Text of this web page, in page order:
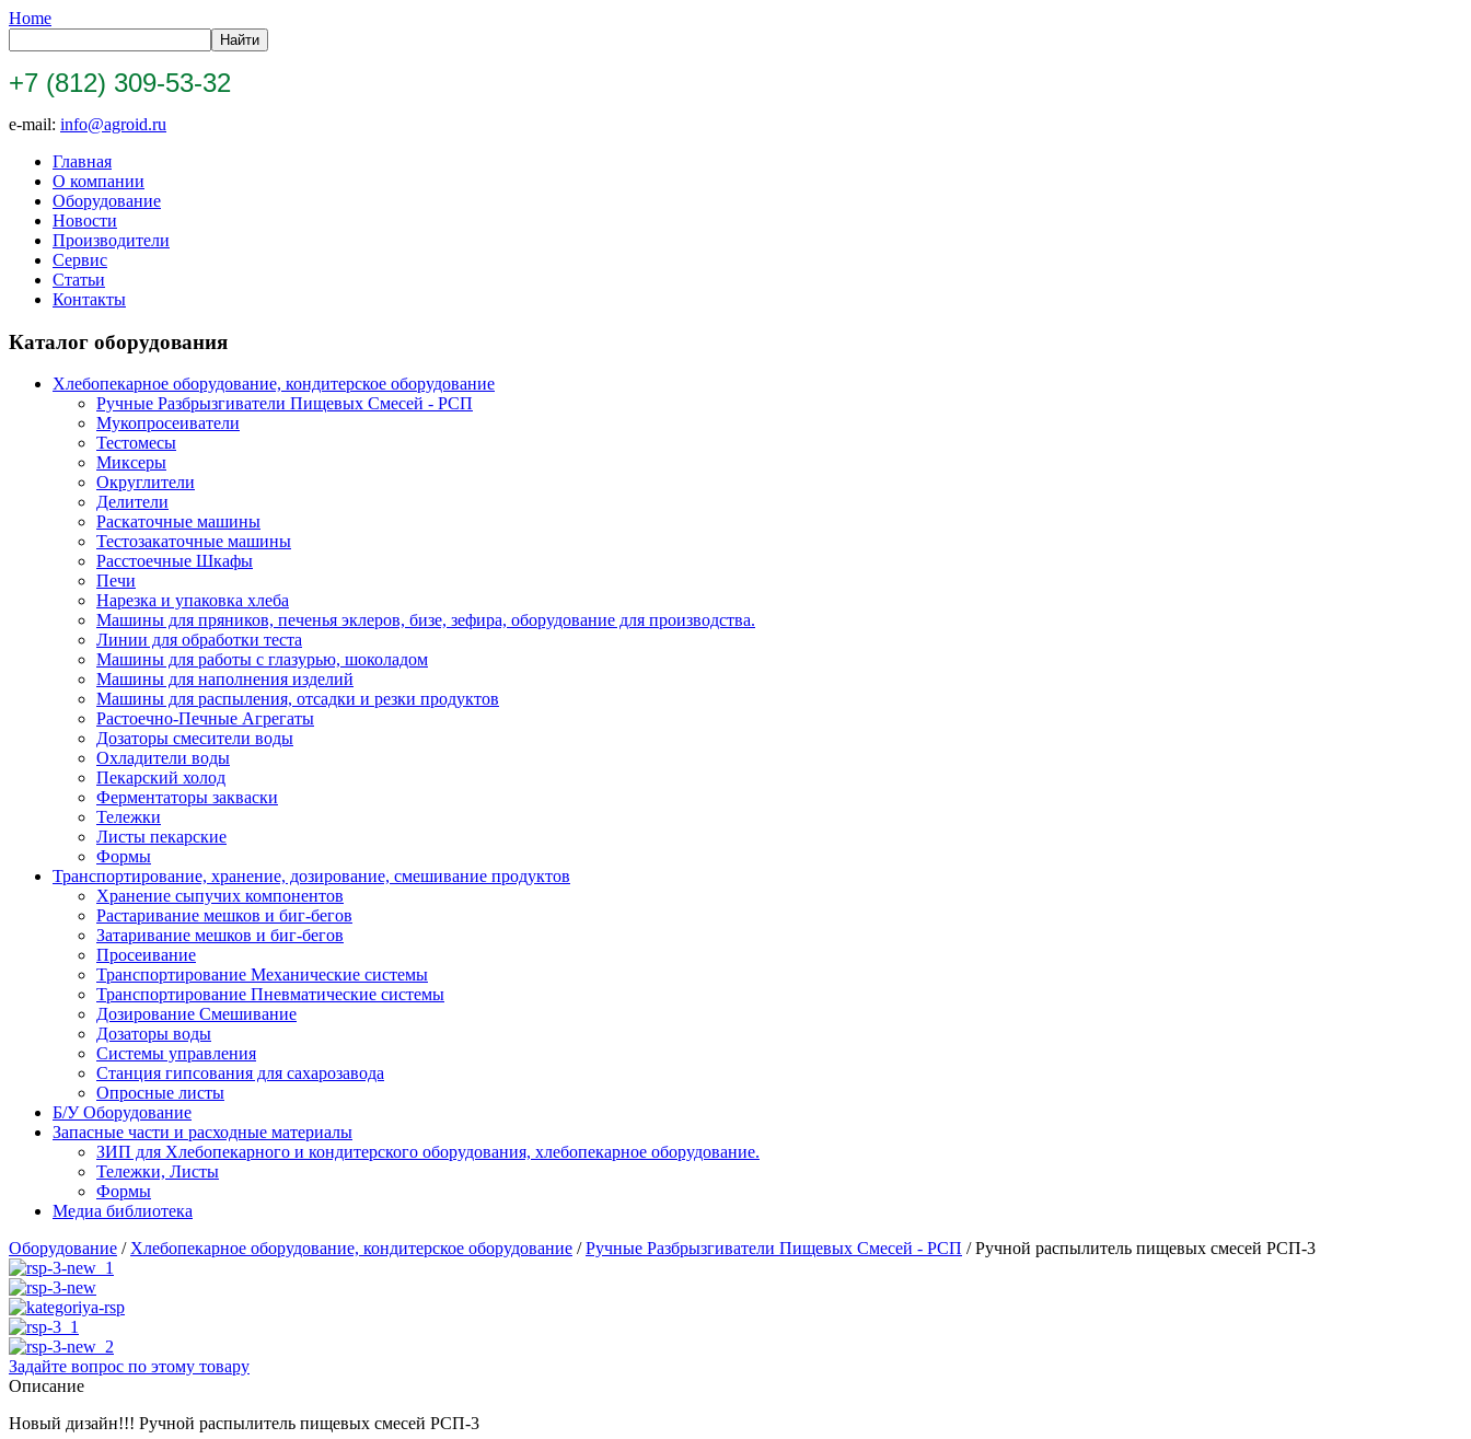
Home
+7 (812) 309-53-32
e-mail: info@agroid.ru
Главная
О компании
Оборудование
Новости
Производители
Сервис
Статьи
Контакты
Каталог оборудования
Хлебопекарное оборудование, кондитерское оборудование
Ручные Разбрызгиватели Пищевых Смесей - РСП
Мукопросеиватели
Тестомесы
Миксеры
Округлители
Делители
Раскаточные машины
Тестозакаточные машины
Расстоечные Шкафы
Печи
Нарезка и упаковка хлеба
Машины для пряников, печенья эклеров, бизе, зефира, оборудование для производства.
Линии для обработки теста
Машины для работы с глазурью, шоколадом
Машины для наполнения изделий
Машины для распыления, отсадки и резки продуктов
Растоечно-Печные Агрегаты
Дозаторы смесители воды
Охладители воды
Пекарский холод
Ферментаторы закваски
Тележки
Листы пекарские
Формы
Транспортирование, хранение, дозирование, смешивание продуктов
Хранение сыпучих компонентов
Растаривание мешков и биг-бегов
Затаривание мешков и биг-бегов
Просеивание
Транспортирование Механические системы
Транспортирование Пневматические системы
Дозирование Смешивание
Дозаторы воды
Системы управления
Станция гипсования для сахарозавода
Опросные листы
Б/У Оборудование
Запасные части и расходные материалы
ЗИП для Хлебопекарного и кондитерского оборудования, хлебопекарное оборудование.
Тележки, Листы
Формы
Медиа библиотека
Оборудование /Хлебопекарное оборудование, кондитерское оборудование /Ручные Разбрызгиватели Пищевых Смесей - РСП /Ручной распылитель пищевых смесей РСП-3
Задайте вопрос по этому товару
Описание
Новый дизайн!!! Ручной распылитель пищевых смесей РСП-3